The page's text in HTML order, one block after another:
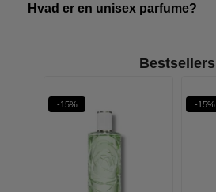
Hvad er en unisex parfume?
Bestsellers
-15% -15%